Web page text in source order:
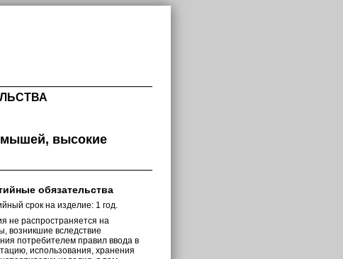
мышей, высокие
обязательства
срок на изделие: 1 год.
не распространяется на
возникшие вследствие
потребителем правил ввода в
использования, хранения